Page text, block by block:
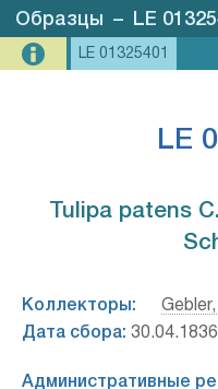
Образцы – LE
LE 01325401
LE
Tulipa patens
Коллекторы:
Дата сбора:
Административные